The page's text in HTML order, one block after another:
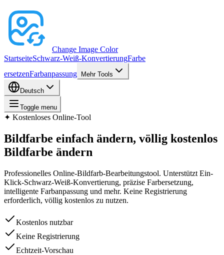
Change Image Color
StartseiteSchwarz-Weiß-KonvertierungFarbe
ersetzenFarbanpassung Mehr Tools
Deutsch
Toggle menu
✦ Kostenloses Online-Tool
Bildfarbe einfach ändern, völlig kostenlos
Bildfarbe ändern
Professionelles Online-Bildfarb-Bearbeitungstool. Unterstützt Ein-
Klick-Schwarz-Weiß-Konvertierung, präzise Farbersetzung,
intelligente Farbanpassung und mehr. Keine Registrierung
erforderlich, völlig kostenlos zu nutzen.
Kostenlos nutzbar
Keine Registrierung
Echtzeit-Vorschau